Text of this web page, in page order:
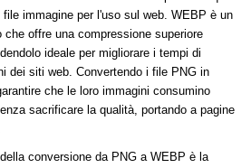
immagine per l'uso sul web. WEBP è un
che offre una compressione superiore
ideale per migliorare i tempi di
dei siti web. Convertendo i file PNG in
che le loro immagini consumino
sacrificare la qualità, portando a pagine
conversione da PNG a WEBP è la